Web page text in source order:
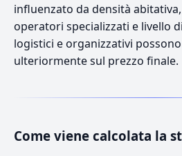
influenzato da densità
operatori specializzati e livello
logistici e organizzativi
ulteriormente sul prezzo finale.
Come viene calcolata la